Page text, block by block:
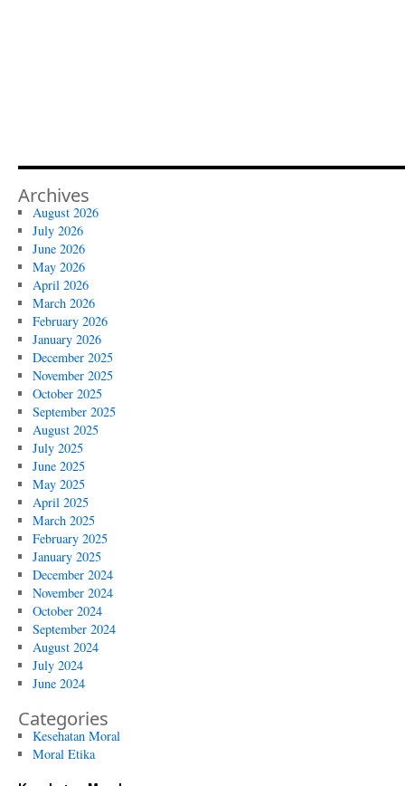
Archives
August 2026
July 2026
June 2026
May 2026
April 2026
March 2026
February 2026
January 2026
December 2025
November 2025
October 2025
September 2025
August 2025
July 2025
June 2025
May 2025
April 2025
March 2025
February 2025
January 2025
December 2024
November 2024
October 2024
September 2024
August 2024
July 2024
June 2024
Categories
Kesehatan Moral
Moral Etika